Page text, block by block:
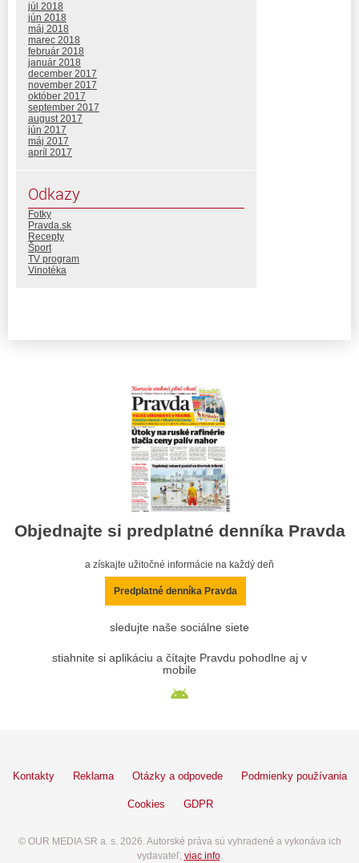
júl 2018
jún 2018
máj 2018
marec 2018
február 2018
január 2018
december 2017
november 2017
október 2017
september 2017
august 2017
jún 2017
máj 2017
apríl 2017
Odkazy
Fotky
Pravda.sk
Recepty
Šport
TV program
Vinotéka
Objednajte si predplatné denníka Pravda
a získajte užitočné informácie na každý deň
Predplatné denníka Pravda
sledujte naše sociálne siete
stiahnite si aplikáciu a čítajte Pravdu pohodlne aj v
mobile
Kontakty Reklama Otázky a odpovede Podmienky používania
Cookies GDPR
© OUR MEDIA SR a. s. 2026. Autorské práva sú vyhradené a vykonáva ich
vydavateľ, viac info.